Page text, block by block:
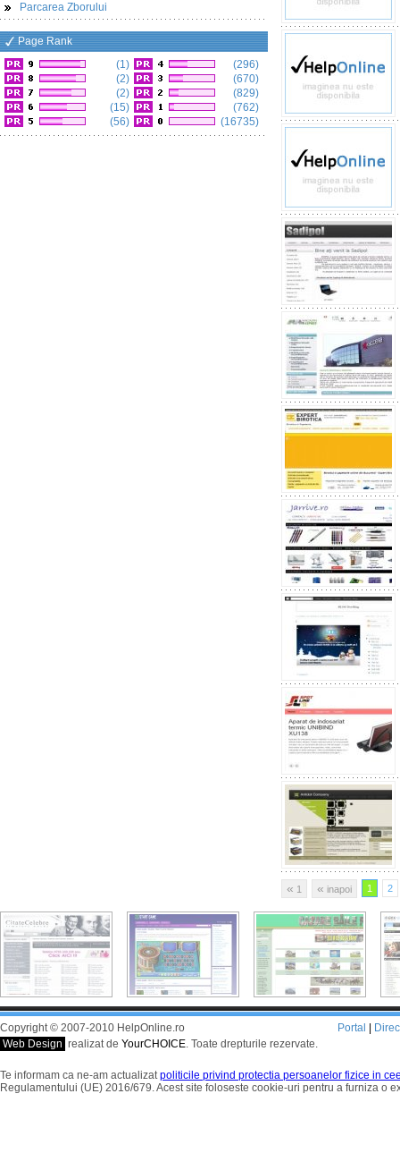
Parcarea Zborului
Page Rank
(1)
(2)
(2)
(15)
(56)
(296)
(670)
(829)
(762)
(16735)
« 1 « inapoi 1 2
Copyright © 2007-2010 HelpOnline.ro
Web Design realizat de YourCHOICE. Toate drepturile rezervate.
Portal
Te informam ca ne-am actualizatpoliticile privind protectia persoanelor fizice in
Regulamentului (UE) 2016/679. Acest site foloseste cookie-uri pentru a furniza o